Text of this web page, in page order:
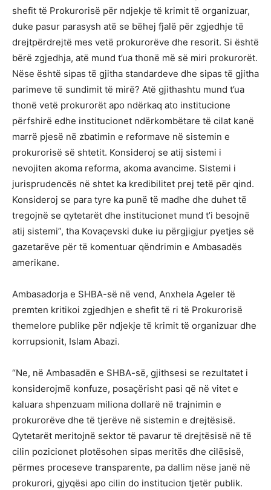
shefit të Prokurorisë për ndjekje të krimit të organizuar,
duke pasur parasysh atë se bëhej fjalë për zgjedhje të
drejtpërdrejtë mes vetë prokurorëve dhe resorit. Si është
bërë zgjedhja, atë mund t’ua thonë më së miri prokurorët.
Nëse është sipas të gjitha standardeve dhe sipas të gjitha
parimeve të sundimit të mirë? Atë gjithashtu mund t’ua
thonë vetë prokurorët apo ndërkaq ato institucione
përfshirë edhe institucionet ndërkombëtare të cilat kanë
marrë pjesë në zbatimin e reformave në sistemin e
prokurorisë së shtetit. Konsideroj se atij sistemi i
nevojiten akoma reforma, akoma avancime. Sistemi i
jurisprudencës në shtet ka kredibilitet prej tetë për qind.
Konsideroj se para tyre ka punë të madhe dhe duhet të
tregojnë se qytetarët dhe institucionet mund t’i besojnë
atij sistemi”, tha Kovaçevski duke iu përgjigjur pyetjes së
gazetarëve për të komentuar qëndrimin e Ambasadës
amerikane.
Ambasadorja e SHBA-së në vend, Anxhela Ageler të
premten kritikoi zgjedhjen e shefit të ri të Prokurorisë
themelore publike për ndjekje të krimit të organizuar dhe
korrupsionit, Islam Abazi.
“Ne, në Ambasadën e SHBA-së, gjithsesi se rezultatet i
konsiderojmë konfuze, posaçërisht pasi që në vitet e
kaluara shpenzuam miliona dollarë në trajnimin e
prokurorëve dhe të tjerëve në sistemin e drejtësisë.
Qytetarët meritojnë sektor të pavarur të drejtësisë në të
cilin pozicionet plotësohen sipas meritës dhe cilësisë,
përmes proceseve transparente, pa dallim nëse janë në
prokurori, gjyqësi apo cilin do institucion tjetër publik.